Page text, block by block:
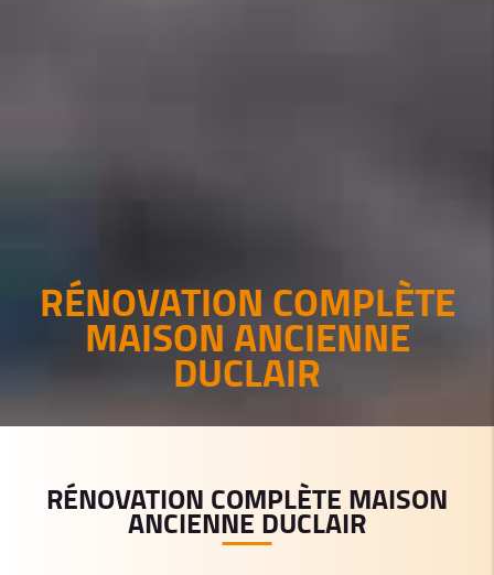
RÉNOVATION COMPLÈTE
MAISON ANCIENNE
DUCLAIR
RÉNOVATION COMPLÈTE MAISON
ANCIENNE DUCLAIR